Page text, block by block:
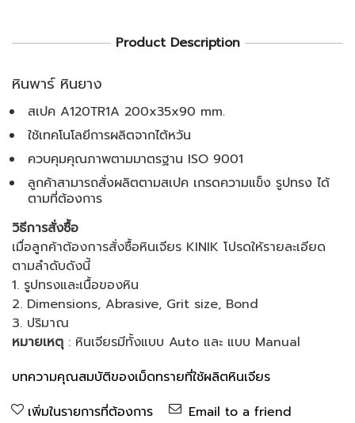
Product Description
หินพาร์ หินยาง
สเปค A120TR1A 200x35x90 mm.
ใช้เทคโนโลยีการผลิตจากไต้หวัน
ควบคุมคุณภาพตามมาตรฐาน ISO 9001
ลูกค้าสามารถสั่งผลิตตามสเปค เกรดความแข็ง รูปทรง ได้
ตามที่ต้องการ
วิธีการสั่งซื้อ
เมื่อลูกค้าต้องการสั่งซื้อหินเจียร KINIK โปรดให้รายละเอียด
ตามลำดับดังนี้
1. รูปทรงและเนื้อของหิน
2. Dimensions, Abrasive, Grit size, Bond
3. ปริมาณ
หมายเหตุ: หินเจียรมีทั้งแบบ Auto และ แบบ Manual
บทความคุณสมบัติของเม็ดทรายที่ใช้ผลิตหินเจียร
เพิ่มในรายการที่ต้องการ
Email to a friend